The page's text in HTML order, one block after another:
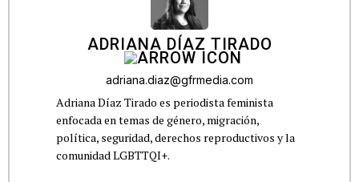
ADRIANA DÍAZ TIRADO
adriana.diaz@gfrmedia.com
Adriana Díaz Tirado es periodista feminista
enfocada en temas de género, migración,
política, seguridad, derechos reproductivos y la
comunidad LGBTTQI+.